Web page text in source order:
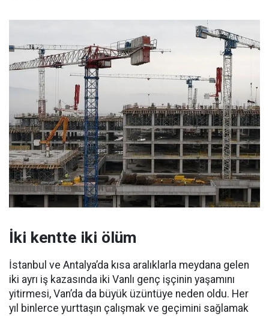
İki kentte iki ölüm
İstanbul ve Antalya’da kısa aralıklarla meydana gelen
iki ayrı iş kazasında iki Vanlı genç işçinin yaşamını
yitirmesi, Van’da da büyük üzüntüye neden oldu. Her
yıl binlerce yurttaşın çalışmak ve geçimini sağlamak